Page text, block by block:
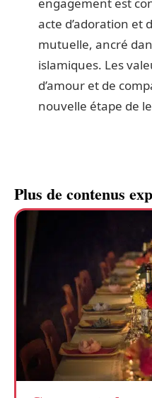
acte d’adoration et
mutuelle, ancré
islamiques. Les
d’amour et de
nouvelle étape de
Plus de contenus